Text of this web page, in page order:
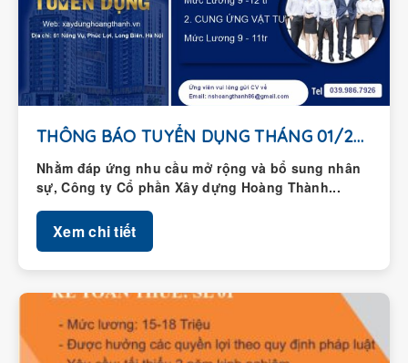
THÔNG BÁO TUYỂN DỤNG THÁNG 01/2026
Nhằm đáp ứng nhu cầu mở rộng và bổ sung nhân
sự, Công ty Cổ phần Xây dựng Hoàng Thành...
Xem chi tiết